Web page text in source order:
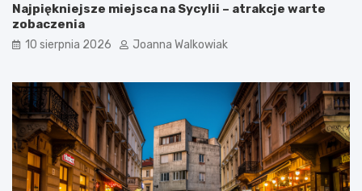
Najpiękniejsze miejsca na Sycylii – atrakcje warte
zobaczenia
10 sierpnia 2026 Joanna Walkowiak